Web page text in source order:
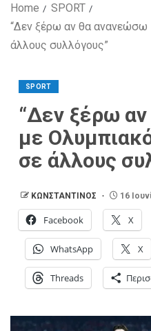
Home
SPORT
“Δεν ξέρω αν θα ανανεώσω
άλλους συλλόγους”
SPORT
“Δεν ξέρω
με
σε άλλους
ΚΩΝΣΤΑΝΤΙΝΟΣ 16
Facebook X
WhatsApp X
Threads